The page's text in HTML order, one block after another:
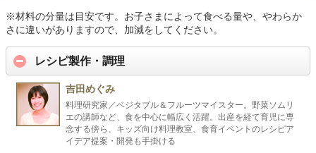
※材料の分量は目安です。お子さまによって食べる量や、やわらか
さに違いがありますので、加減をしてください。
レシピ製作・調理
吉田めぐみ
料理研究家／ベジタブル＆フルーツマイスター。野菜ソムリ
エの講師など、食を中心に幅広く活躍。出産を経て育児に専
念する傍ら、キッズ向け料理教室、食育イベントのレシピア
イデア提案・開発も手掛ける